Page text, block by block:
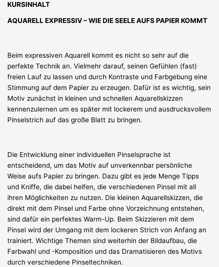
KURSINHALT
AQUARELL EXPRESSIV – WIE DIE SEELE AUFS PAPIER KOMMT
Beim expressiven Aquarell kommt es nicht so sehr auf die
perfekte Technik an. Vielmehr darauf, seinen Gefühlen (fast)
freien Lauf zu lassen und durch Kontraste und Farbgebung eine
Stimmung auf dem Papier zu erzeugen. Dafür ist es wichtig, sein
Motiv zunächst in kleinen und schnellen Aquarellskizzen
kennenzulernen um es später mit lockerem und ausdrucksvollem
Pinselstrich auf das große Blatt zu bringen.
Die Entwicklung einer individuellen Pinselsprache ist
entscheidend, um das Motiv auf unverkennbar persönliche
Weise aufs Papier zu bringen. Dazu gibt es jede Menge Tipps
und Kniffe, die dabei helfen, die verschiedenen Pinsel mit all
ihren Möglichkeiten zu nutzen. Die kleinen Aquarellskizzen, die
direkt mit dem Pinsel und Farbe ohne Vorzeichnung entstehen,
sind dafür ein perfektes Warm-Up. Beim Skizzieren mit dem
Pinsel wird der Umgang mit dem lockeren Strich von Anfang an
trainiert. Wichtige Themen sind weiterhin der Bildaufbau, die
Farbwahl und -Komposition und das Dramatisieren des Motivs
durch verschiedene Pinseltechniken.